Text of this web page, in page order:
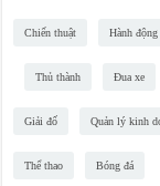
Chiến thuật Hành động
Thủ thành Đua xe
Giải đố Quản lý kinh
Thể thao Bóng đá